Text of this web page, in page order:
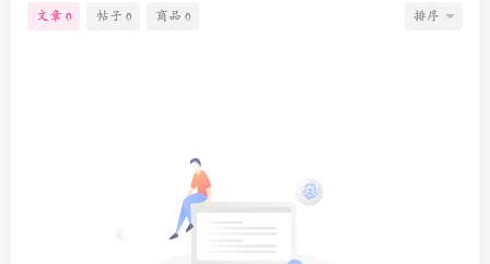
文章 0 帖子 0 商品 0 排序